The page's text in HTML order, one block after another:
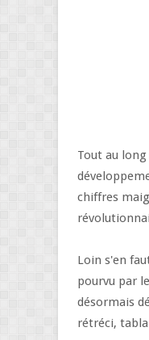
Tout au
chiffres
Loin s'en
pourvu par
désormais
rétréci,